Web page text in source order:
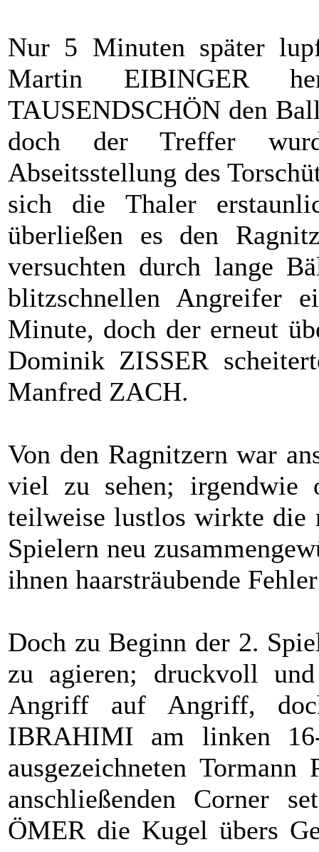
Nur 5 Minuten später
Martin EIBINGER
TAUSENDSCHÖN den
doch der Treffer
Abseitsstellung des
sich die Thaler
überließen es den
versuchten durch lange
blitzschnellen Angreifer
Minute, doch der erneut
Dominik ZISSER
Manfred ZACH.
Von den Ragnitzern war
viel zu sehen; irgendwie
teilweise lustlos wirkte die
Spielern neu
ihnen haarsträubende
Doch zu Beginn der 2.
zu agieren; druckvoll
Angriff auf Angriff,
IBRAHIMI am linken
ausgezeichneten
anschließenden Corner
ÖMER die Kugel übers